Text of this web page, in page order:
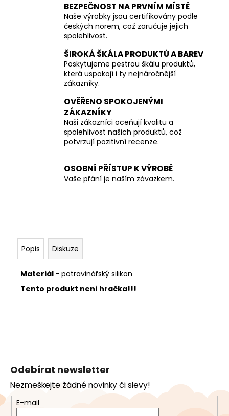
BEZPEČNOST NA PRVNÍM MÍSTĚ
Naše výrobky jsou certifikovány podle
českých norem, což zaručuje jejich
spolehlivost.
ŠIROKÁ ŠKÁLA PRODUKTŮ A BAREV
Poskytujeme pestrou škálu produktů,
která uspokojí i ty nejnáročnější
zákazníky.
OVĚŘENO SPOKOJENÝMI
ZÁKAZNÍKY
Naši zákazníci oceňují kvalitu a
spolehlivost našich produktů, což
potvrzují pozitivní recenze.
OSOBNÍ PŘÍSTUP K VÝROBĚ
Vaše přání je naším závazkem.
Popis Diskuze
Materiál - potravinářský silikon
Tento produkt není hračka!!!
a
t
Odebírat newsletter
Nezmeškejte žádné novinky či slevy!
E-mail